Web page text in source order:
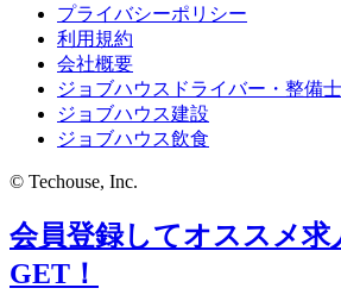
プライバシーポリシー
利用規約
会社概要
ジョブハウスドライバー・整備士
ジョブハウス建設
ジョブハウス飲食
© Techouse, Inc.
会員登録してオススメ求
GET！